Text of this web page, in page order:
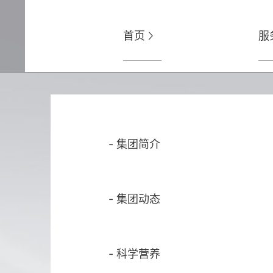
首页  服
-集团简介
-科学营养
-集团动态